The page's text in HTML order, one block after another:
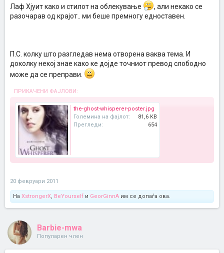
Лаф Хјуит како и стилот на облекување
, али некако се
разочарав од крајот.. ми беше премногу едноставен.
П.С. колку што разгледав нема отворена ваква тема. И
доколку некој знае како ке дојде точниот превод слободно
може да се преправи.
ПРИКАЧЕНИ ФАЈЛОВИ:
the-ghost-whisperer-poster.jpg
Големина на фајлот:
81,6 KB
Прегледи:
654
20 февруари 2011
На XstrongerX, BeYourself и GeorGinnA им се допаѓа ова.
Barbie-mwa
Популарен член